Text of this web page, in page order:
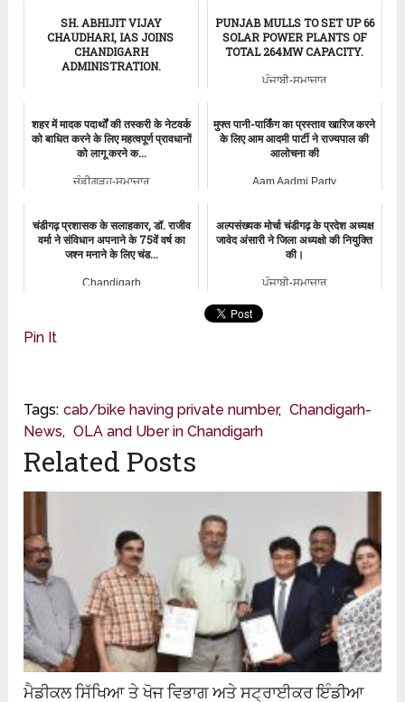
SH. ABHIJIT VIJAY
CHAUDHARI, IAS JOINS
CHANDIGARH
ADMINISTRATION.
PUNJAB MULLS TO SET UP 66
SOLAR POWER PLANTS OF
TOTAL 264MW CAPACITY.
ਪੰਜਾਬੀ-ਸਮਾਚਾਰ
शहर में मादक पदार्थों की तस्करी के नेटवर्क
को बाधित करने के लिए महत्वपूर्ण प्रावधानों
को लागू करने क...
ਚੰਡੀਗੜ੍ਹ-ਸਮਾਚਾਰ
मुफ्त पानी-पार्किंग का प्रस्ताव खारिज करने
के लिए आम आदमी पार्टी ने राज्यपाल की
आलोचना की
Aam Aadmi Party
चंडीगढ़ प्रशासक के सलाहकार, डॉ. राजीव
वर्मा ने संविधान अपनाने के 75वें वर्ष का
जश्न मनाने के लिए चंड...
Chandigarh
अल्पसंख्यक मोर्चा चंडीगढ़ के प्रदेश अध्यक्ष
जावेद अंसारी ने जिला अध्यक्षो की नियुक्ति
की।
ਪੰਜਾਬੀ-ਸਮਾਚਾਰ
Pin It
Tags: cab/bike having private number, Chandigarh-
News, OLA and Uber in Chandigarh
Related Posts
ਮੈਡੀਕਲ ਸਿੱਖਿਆ ਤੇ ਖੋਜ ਵਿਭਾਗ ਅਤੇ ਸਟ੍ਰਾਈਕਰ ਇੰਡੀਆ